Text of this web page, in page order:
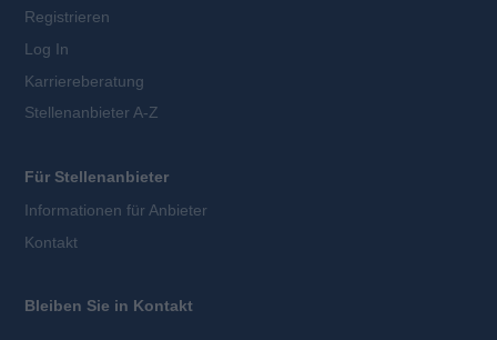
Registrieren
Log In
Karriereberatung
Stellenanbieter A-Z
Für Stellenanbieter
Informationen für Anbieter
Kontakt
Bleiben Sie in Kontakt